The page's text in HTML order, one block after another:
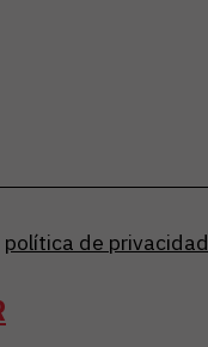
política de privacidad